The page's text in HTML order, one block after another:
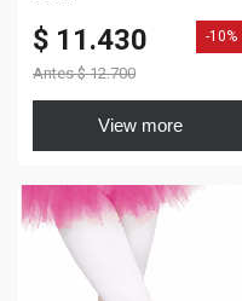
$ 11.430
Antes $ 12.700
-10%
View more